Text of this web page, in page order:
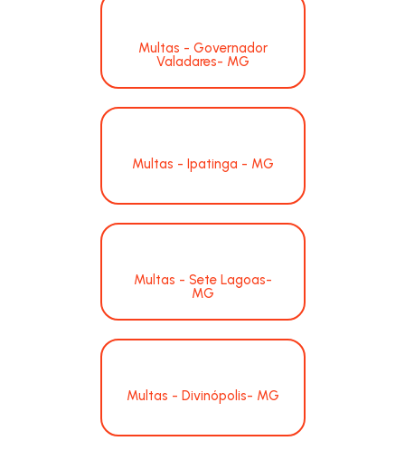
Multas - Governador
Valadares- MG
Multas - Ipatinga - MG
Multas - Sete Lagoas-
MG
Multas - Divinópolis- MG